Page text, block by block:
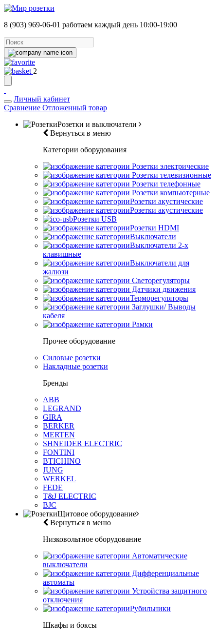
8 (903) 969-06-01 работаем каждый день 10:00-19:00
2
Личный кабинет
Сравнение Отложенный товар
Розетки и выключатели
Вернуться в меню
Категории оборудования
Розетки электрические
Розетки телевизионные
Розетки телефонные
Розетки компьютерные
Розетки акустические
Розетки акустические
Розетки USB
Розетки HDMI
Выключатели
Выключатели 2-х
клавишные
Выключатели для
жалюзи
Светорегуляторы
Датчики движения
Терморегуляторы
Заглушки/ Выводы
кабеля
Рамки
Прочее оборудование
Силовые розетки
Накладные розетки
Бренды
ABB
LEGRAND
GIRA
BERKER
MERTEN
SHNEIDER ELECTRIC
FONTINI
BTICHINO
JUNG
WERKEL
FEDE
T&J ELECTRIC
BJC
Щитовое оборудование
Вернуться в меню
Низковольтное оборудование
Автоматические
выключатели
Дифференциальные
автоматы
Устройства защитного
отключения
Рубильники
Шкафы и боксы